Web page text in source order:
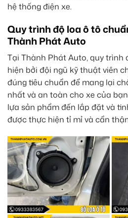
hệ thống điện xe.
Quy trình độ loa ô tô
Thành Phát Auto
Tại Thành Phát Auto, quy trình
hiện bởi đội ngũ kỹ thuật viên
đúng tiêu chuẩn để mang lại
nhất và an toàn cho xe của
lựa sản phẩm đến lắp đặt và
được thực hiện tỉ mỉ và cẩn